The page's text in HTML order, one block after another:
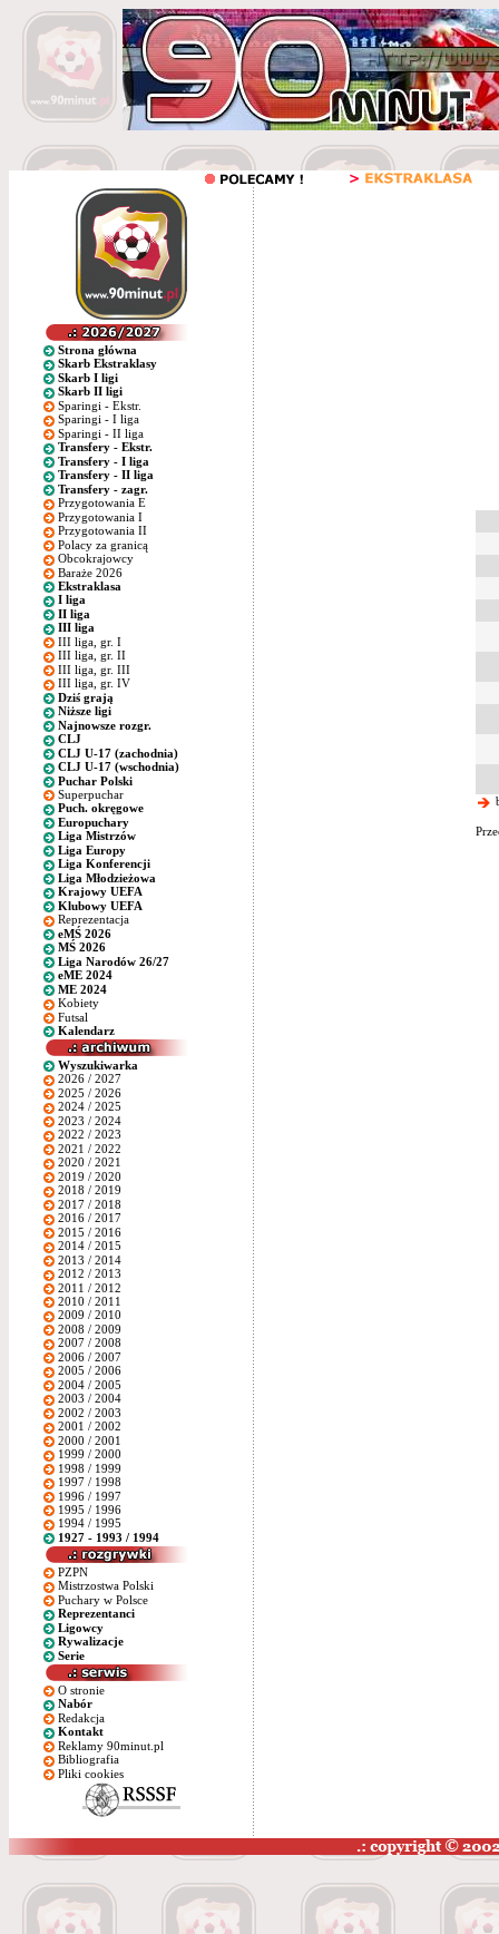
Strona główna
Skarb Ekstraklasy
Skarb I ligi
Skarb II ligi
Sparingi - Ekstr.
Sparingi - I liga
Sparingi - II liga
Transfery - Ekstr.
Transfery - I liga
Transfery - II liga
Transfery - zagr.
Przygotowania E
Przygotowania I
Przygotowania II
Polacy za granicą
Obcokrajowcy
Baraże 2026
Ekstraklasa
I liga
II liga
III liga
III liga, gr. I
III liga, gr. II
III liga, gr. III
III liga, gr. IV
Dziś grają
Niższe ligi
Najnowsze rozgr.
CLJ
CLJ U-17 (zachodnia)
CLJ U-17 (wschodnia)
Puchar Polski
Superpuchar
Puch. okręgowe
Europuchary
Liga Mistrzów
Liga Europy
Liga Konferencji
Liga Młodzieżowa
Krajowy UEFA
Klubowy UEFA
Reprezentacja
eMŚ 2026
MŚ 2026
Liga Narodów 26/27
eME 2024
ME 2024
Kobiety
Futsal
Kalendarz
Wyszukiwarka
2026 / 2027
2025 / 2026
2024 / 2025
2023 / 2024
2022 / 2023
2021 / 2022
2020 / 2021
2019 / 2020
2018 / 2019
2017 / 2018
2016 / 2017
2015 / 2016
2014 / 2015
2013 / 2014
2012 / 2013
2011 / 2012
2010 / 2011
2009 / 2010
2008 / 2009
2007 / 2008
2006 / 2007
2005 / 2006
2004 / 2005
2003 / 2004
2002 / 2003
2001 / 2002
2000 / 2001
1999 / 2000
1998 / 1999
1997 / 1998
1996 / 1997
1995 / 1996
1994 / 1995
1927 - 1993 / 1994
PZPN
Mistrzostwa Polski
Puchary w Polsce
Reprezentanci
Ligowcy
Rywalizacje
Serie
O stronie
Nabór
Redakcja
Kontakt
Reklamy 90minut.pl
Bibliografia
Pliki cookies